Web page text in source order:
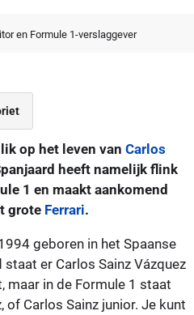
en Formule 1-verslaggever
op het leven van Carlos
heeft namelijk flink
1 en maakt aankomend
grote Ferrari.
geboren in het Spaanse
er Carlos Sainz Vázquez
maar in de Formule 1 staat
of Carlos Sainz junior. Je kunt